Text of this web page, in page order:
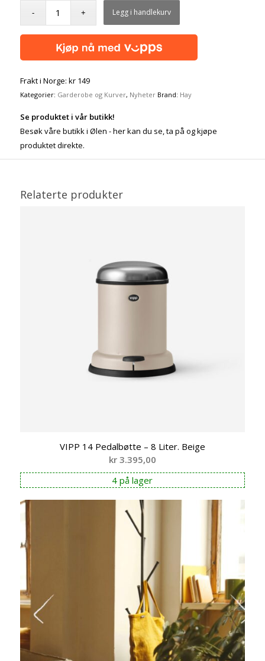
Legg i handlekurv
Frakt i Norge: kr 149
Kategorier: Garderobe og Kurver, Nyheter Brand: Hay
Se produktet i vår butikk!
Besøk våre butikk i Ølen - her kan du se, ta på og kjøpe
produktet direkte.
Relaterte produkter
VIPP 14 Pedalbøtte – 8 Liter. Beige
kr3.395,00
4 på lager